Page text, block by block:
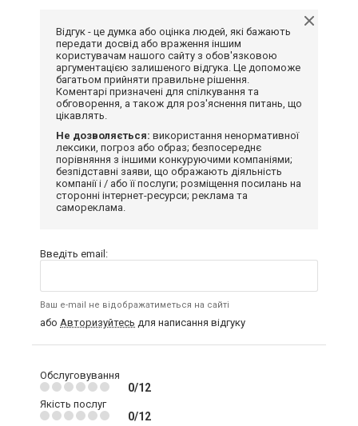
Відгук - це думка або оцінка людей, які бажають
передати досвід або враження іншим
користувачам нашого сайту з обов'язковою
аргументацією залишеного відгука. Це допоможе
багатьом прийняти правильне рішення.
Коментарі призначені для спілкування та
обговорення, а також для роз'яснення питань, що
цікавлять.
Не дозволяється: використання ненормативної
лексики, погроз або образ; безпосереднє
порівняння з іншими конкуруючими компаніями;
безпідставні заяви, що ображають діяльність
компанії і / або її послуги; розміщення посилань на
сторонні інтернет-ресурси; реклама та
самореклама.
Введіть email:
Ваш e-mail не відображатиметься на сайті
або Авторизуйтесь для написання відгуку
Обслуговування
0/12
Якість послуг
0/12